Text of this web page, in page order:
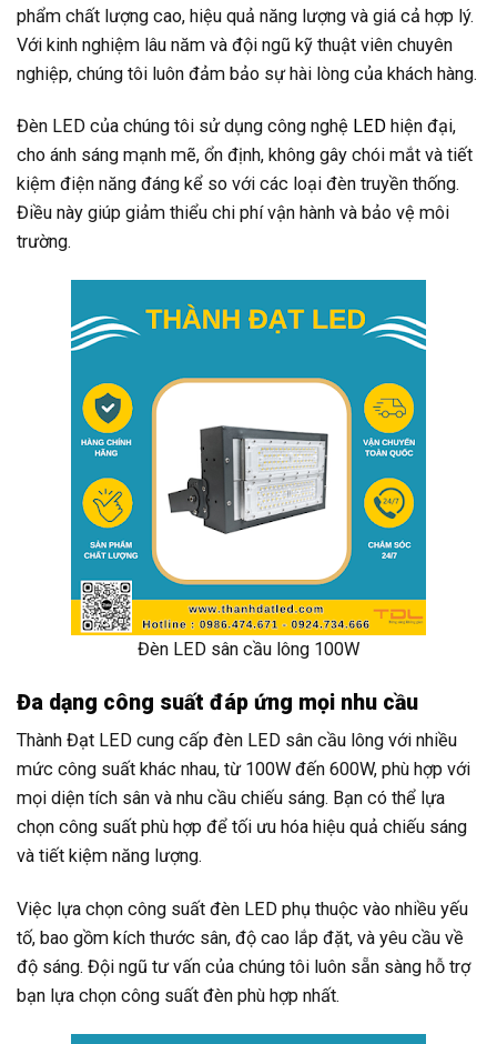
phẩm chất lượng cao, hiệu quả năng lượng và giá cả hợp lý.
Với kinh nghiệm lâu năm và đội ngũ kỹ thuật viên chuyên
nghiệp, chúng tôi luôn đảm bảo sự hài lòng của khách hàng.
Đèn LED của chúng tôi sử dụng công nghệ LED hiện đại,
cho ánh sáng mạnh mẽ, ổn định, không gây chói mắt và tiết
kiệm điện năng đáng kể so với các loại đèn truyền thống.
Điều này giúp giảm thiểu chi phí vận hành và bảo vệ môi
trường.
Đèn LED sân cầu lông 100W
Đa dạng công suất đáp ứng mọi nhu cầu
Thành Đạt LED cung cấp đèn LED sân cầu lông với nhiều
mức công suất khác nhau, từ 100W đến 600W, phù hợp với
mọi diện tích sân và nhu cầu chiếu sáng. Bạn có thể lựa
chọn công suất phù hợp để tối ưu hóa hiệu quả chiếu sáng
và tiết kiệm năng lượng.
Việc lựa chọn công suất đèn LED phụ thuộc vào nhiều yếu
tố, bao gồm kích thước sân, độ cao lắp đặt, và yêu cầu về
độ sáng. Đội ngũ tư vấn của chúng tôi luôn sẵn sàng hỗ trợ
bạn lựa chọn công suất đèn phù hợp nhất.